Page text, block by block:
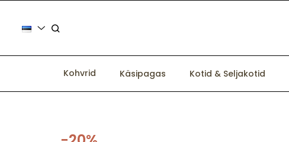
Kohvrid Käsipagas Kotid & Seljakotid